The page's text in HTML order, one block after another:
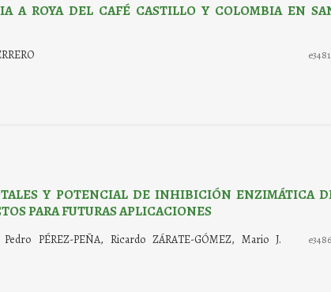
A ROYA DEL CAFÉ CASTILLO Y COLOMBIA EN
Y POTENCIAL DE INHIBICIÓN ENZIMÁTICA
PARA FUTURAS APLICACIONES
PÉREZ-PEÑA, Ricardo ZÁRATE-GÓMEZ, Mario J.